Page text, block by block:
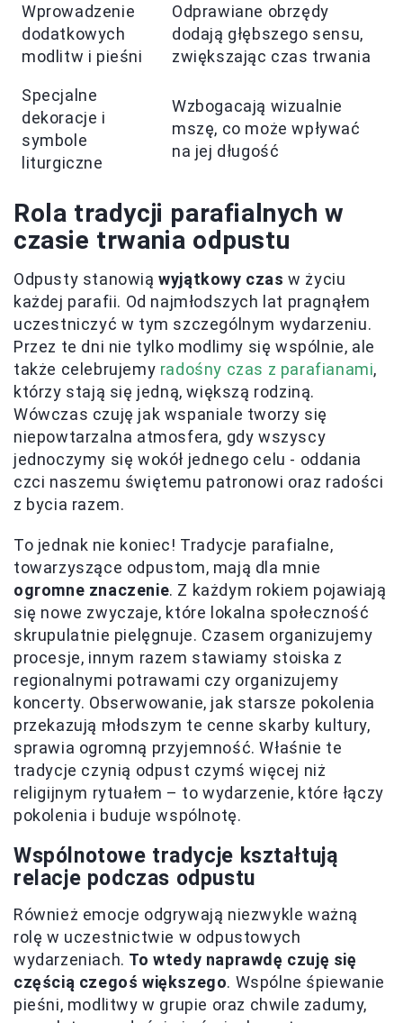
Wprowadzenie
dodatkowych
modlitw i pieśni
Odprawiane obrzędy
dodają głębszego sensu,
zwiększając czas trwania
Specjalne
dekoracje i
symbole
liturgiczne
Wzbogacają wizualnie
mszę, co może wpływać
na jej długość
Rola tradycji parafialnych w
czasie trwania odpustu
Odpusty stanowiąwyjątkowy czas w życiu
każdej parafii. Od najmłodszych lat pragnąłem
uczestniczyć w tym szczególnym wydarzeniu.
Przez te dni nie tylko modlimy się wspólnie, ale
także celebrujemy radośny czas z parafianami,
którzy stają się jedną, większą rodziną.
Wówczas czuję jak wspaniale tworzy się
niepowtarzalna atmosfera, gdy wszyscy
jednoczymy się wokół jednego celu - oddania
czci naszemu świętemu patronowi oraz radości
z bycia razem.
To jednak nie koniec! Tradycje parafialne,
towarzyszące odpustom, mają dla mnie
ogromne znaczenie. Z każdym rokiem pojawiają
się nowe zwyczaje, które lokalna społeczność
skrupulatnie pielęgnuje. Czasem organizujemy
procesje, innym razem stawiamy stoiska z
regionalnymi potrawami czy organizujemy
koncerty. Obserwowanie, jak starsze pokolenia
przekazują młodszym te cenne skarby kultury,
sprawia ogromną przyjemność. Właśnie te
tradycje czynią odpust czymś więcej niż
religijnym rytuałem – to wydarzenie, które łączy
pokolenia i buduje wspólnotę.
Wspólnotowe tradycje kształtują
relacje podczas odpustu
Również emocje odgrywają niezwykle ważną
rolę w uczestnictwie w odpustowych
wydarzeniach. To wtedy naprawdę czuję się
częścią czegoś większego. Wspólne śpiewanie
pieśni, modlitwy w grupie oraz chwile zadumy,